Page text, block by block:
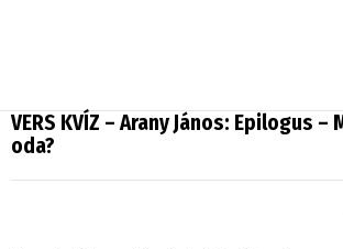
VERS KVÍZ – Arany János: Epilogus
oda?